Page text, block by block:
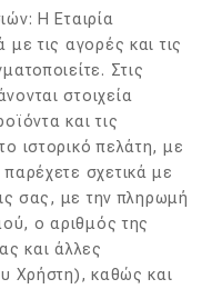
Η Εταιρία
με τις αγορές και τις
Στις
στοιχεία
και τις
ιστορικό πελάτη, με
σχετικά με
σας, με την πληρωμή
ο αριθμός της
και άλλες
Χρήστη), καθώς και